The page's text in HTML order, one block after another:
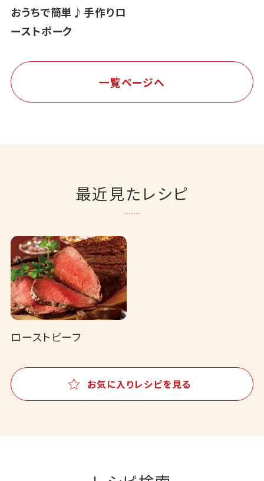
おうちで簡単♪手作りロ
ーストポーク
一覧ページへ
最近見たレシピ
ローストビーフ
お気に入りレシピを見る